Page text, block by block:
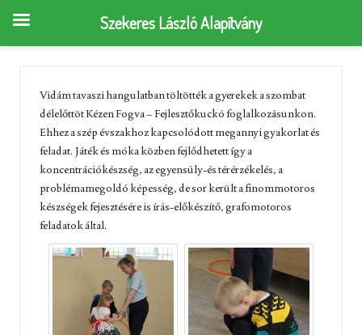
Vidám tavaszi hangulatban töltötték a gyerekek a szombat
délelőttöt Kézen Fogva – Fejlesztőkuckó foglalkozásunkon.
Ehhez a szép évszakhoz kapcsolódott megannyi gyakorlat és
feladat. Játék és móka közben fejlődhetett így a
koncentrációkészség, az egyensúly-és térérzékelés, a
problémamegoldó képesség, de sor került a finommotoros
készségek fejesztésére is írás-előkészítő, grafomotoros
feladatok által.
Szekeres László Alapítvány